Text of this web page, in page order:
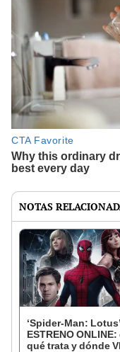
NOTAS
‘Spider-Man: Lotus’
ESTRENO ONLINE:
qué trata y dónde